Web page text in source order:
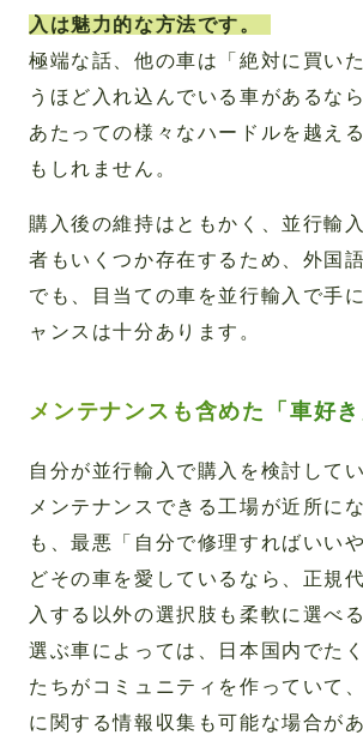
入は魅力的な方法です。
極端な話、他の車は「絶対に買い
うほど入れ込んでいる車があるな
あたっての様々なハードルを越え
もしれません。
購入後の維持はともかく、並行輸
者もいくつか存在するため、外国
でも、目当ての車を並行輸入で手
ャンスは十分あります。
メンテナンスも含めた「車好
自分が並行輸入で購入を検討して
メンテナンスできる工場が近所に
も、最悪「自分で修理すればいい
どその車を愛しているなら、正規
入する以外の選択肢も柔軟に選べ
選ぶ車によっては、日本国内でた
たちがコミュニティを作っていて
に関する情報収集も可能な場合が